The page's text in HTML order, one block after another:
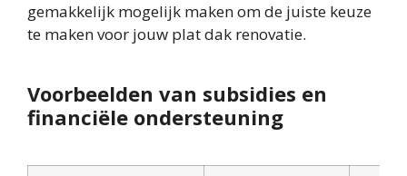
gemakkelijk mogelijk maken om de juiste keuze
te maken voor jouw plat dak renovatie.
Voorbeelden van subsidies en
financiële ondersteuning